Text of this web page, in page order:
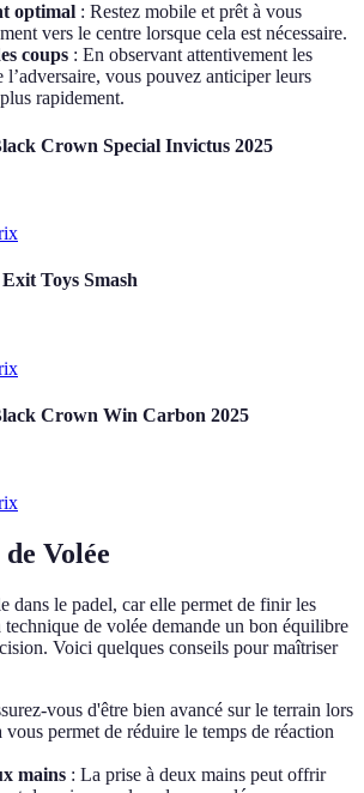
optimal : Restez mobile et prêt à vous
vers le centre lorsque cela est nécessaire.
coups : En observant attentivement les
l’adversaire, vous pouvez anticiper leurs
rapidement.
Crown Special Invictus 2025
Toys Smash
Crown Win Carbon 2025
Volée
dans le padel, car elle permet de finir les
de volée demande un bon équilibre
Voici quelques conseils pour maîtriser
vous d'être bien avancé sur le terrain lors
vous permet de réduire le temps de réaction
mains : La prise à deux mains peut offrir